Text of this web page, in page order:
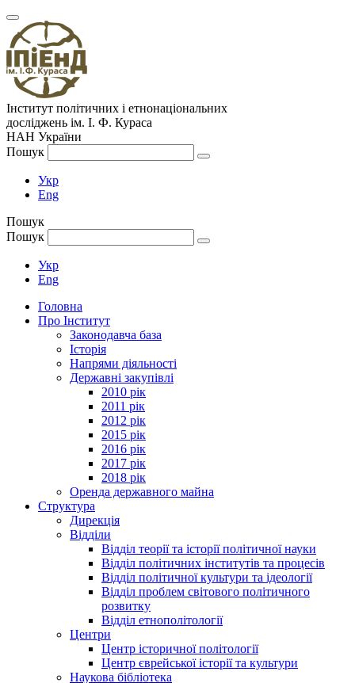
Інститут політичних і етнонаціональних
досліджень ім. І. Ф. Кураса
НАН України
Пошук
Укр
Eng
Пошук
Пошук
Укр
Eng
Головна
Про Інститут
Законодавча база
Історія
Напрями діяльності
Державні закупівлі
2010 рік
2011 рік
2012 рік
2015 рік
2016 рік
2017 рік
2018 рік
Оренда державного майна
Структура
Дирекція
Відділи
Відділ теорії та історії політичної науки
Відділ політичних інститутів та процесів
Відділ політичної культури та ідеології
Відділ проблем світового політичного
розвитку
Відділ етнополітології
Центри
Центр історичної політології
Центр єврейської історії та культури
Наукова бібліотека